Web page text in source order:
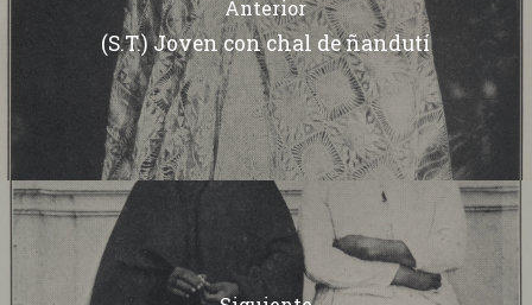
Anterior
(S.T.) Joven con chal de ñandutí